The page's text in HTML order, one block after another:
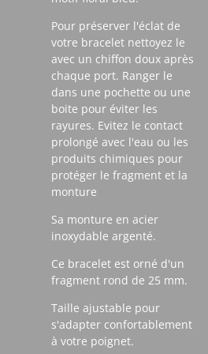
Pour préserver l'éclat de
votre bracelet nettoyez le
avec un chiffon doux après
chaque port. Ranger le
dans une pochette ou une
boite pour éviter les
rayures. Evitez le contact
prolongé avec l'eau ou les
produits chimiques pour
protéger le fragment et la
monture
Sa monture en acier
inoxydable argenté.
Ce bracelet est orné d'un
fragment rond de 25 mm.
Taille ajustable pour
s'adapter confortablement
à votre poignet.